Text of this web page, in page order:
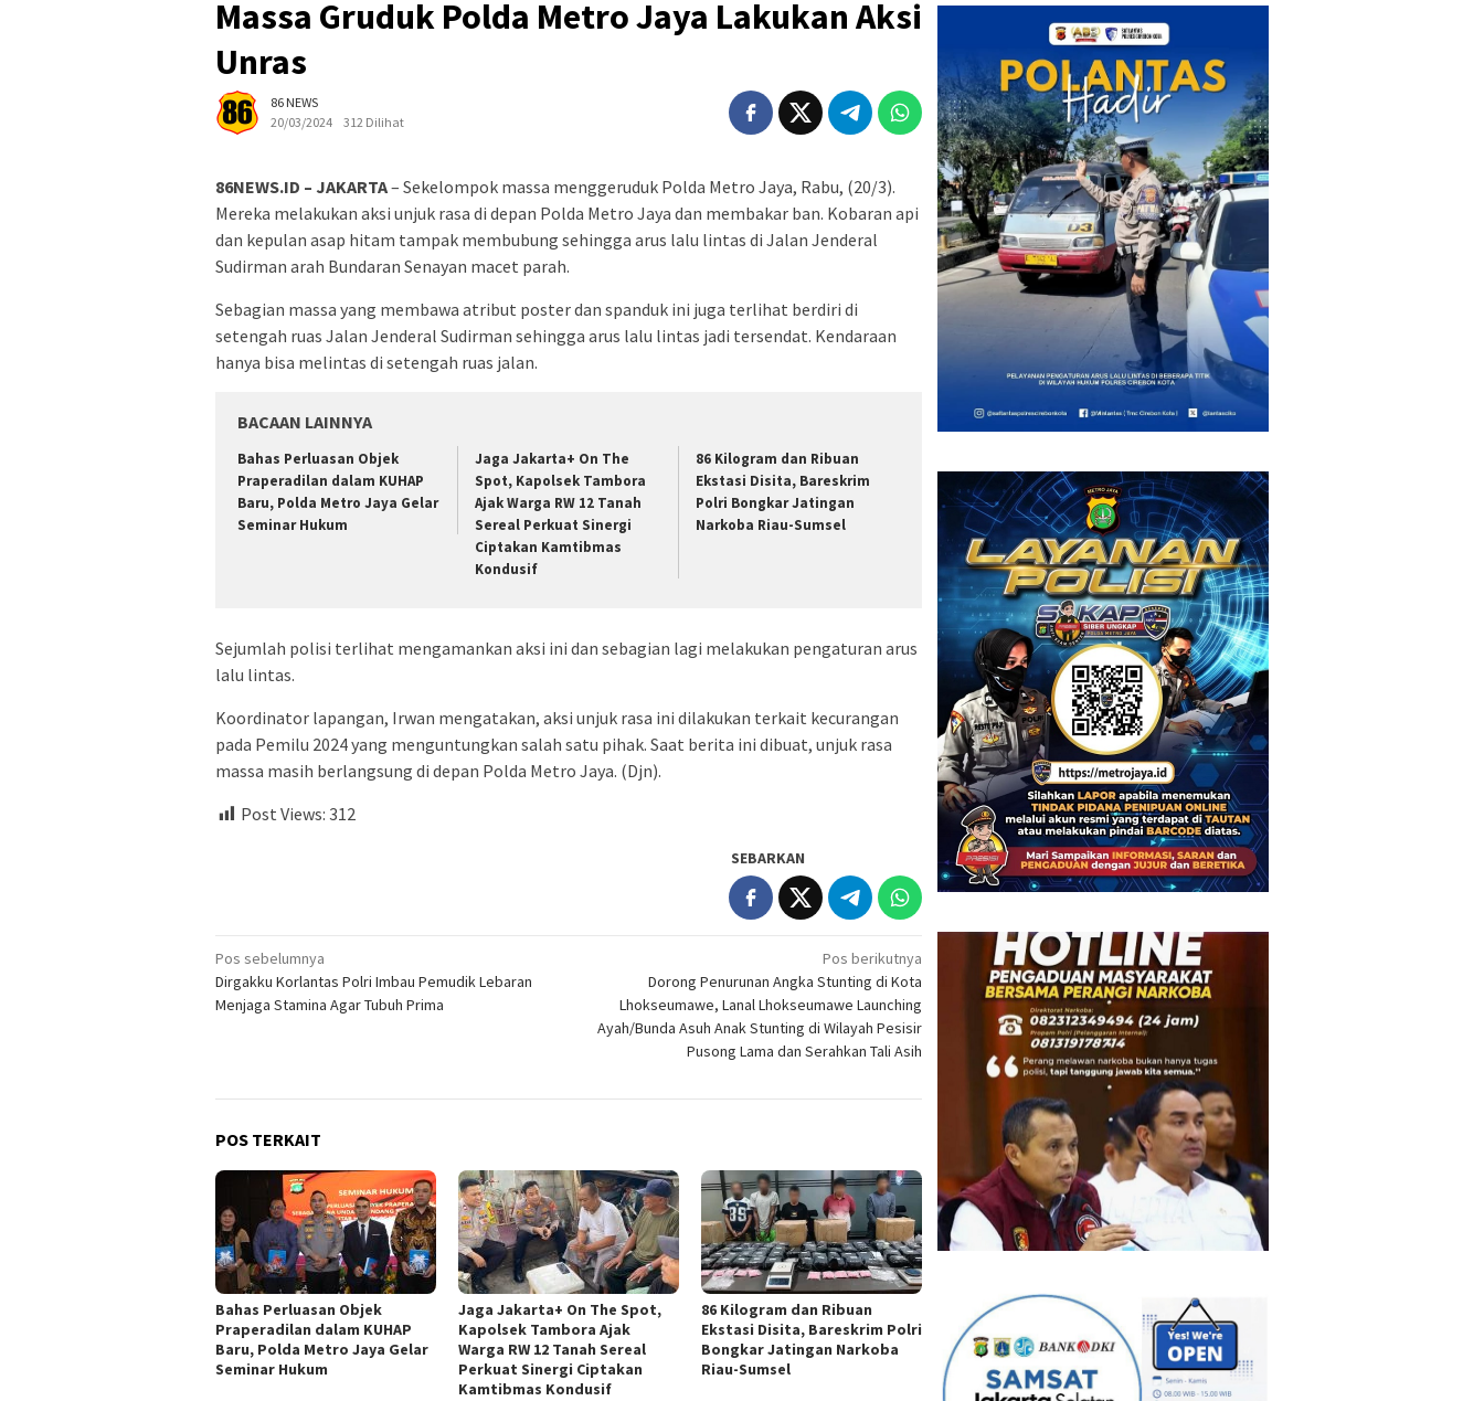
Massa Gruduk Polda Metro Jaya Lakukan Aksi
Unras
86 NEWS
20/03/2024
312 Dilihat
86NEWS.ID – JAKARTA– Sekelompok massa menggeruduk Polda Metro Jaya, Rabu, (20/3).
Mereka melakukan aksi unjuk rasa di depan Polda Metro Jaya dan membakar ban. Kobaran api
dan kepulan asap hitam tampak membubung sehingga arus lalu lintas di Jalan Jenderal
Sudirman arah Bundaran Senayan macet parah.
Sebagian massa yang membawa atribut poster dan spanduk ini juga terlihat berdiri di
setengah ruas Jalan Jenderal Sudirman sehingga arus lalu lintas jadi tersendat. Kendaraan
hanya bisa melintas di setengah ruas jalan.
BACAAN LAINNYA
Bahas Perluasan Objek
Praperadilan dalam KUHAP
Baru, Polda Metro Jaya Gelar
Seminar Hukum
Jaga Jakarta+ On The
Spot, Kapolsek Tambora
Ajak Warga RW 12 Tanah
Sereal Perkuat Sinergi
Ciptakan Kamtibmas
Kondusif
86 Kilogram dan Ribuan
Ekstasi Disita, Bareskrim
Polri Bongkar Jatingan
Narkoba Riau-Sumsel
Sejumlah polisi terlihat mengamankan aksi ini dan sebagian lagi melakukan pengaturan arus
lalu lintas.
Koordinator lapangan, Irwan mengatakan, aksi unjuk rasa ini dilakukan terkait kecurangan
pada Pemilu 2024 yang menguntungkan salah satu pihak. Saat berita ini dibuat, unjuk rasa
massa masih berlangsung di depan Polda Metro Jaya. (Djn).
Post Views: 312
SEBARKAN
Navigasi
pos
Pos sebelumnya
Dirgakku Korlantas Polri Imbau Pemudik Lebaran
Menjaga Stamina Agar Tubuh Prima
Pos berikutnya
Dorong Penurunan Angka Stunting di Kota
Lhokseumawe, Lanal Lhokseumawe Launching
Ayah/Bunda Asuh Anak Stunting di Wilayah Pesisir
Pusong Lama dan Serahkan Tali Asih
POS TERKAIT
Bahas Perluasan Objek
Praperadilan dalam KUHAP
Baru, Polda Metro Jaya Gelar
Seminar Hukum
Jaga Jakarta+ On The Spot,
Kapolsek Tambora Ajak
Warga RW 12 Tanah Sereal
Perkuat Sinergi Ciptakan
Kamtibmas Kondusif
86 Kilogram dan Ribuan
Ekstasi Disita, Bareskrim Polri
Bongkar Jatingan Narkoba
Riau-Sumsel